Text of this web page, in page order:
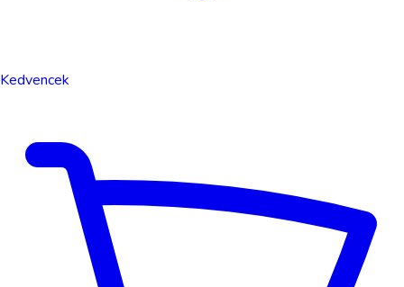
Kedvencek